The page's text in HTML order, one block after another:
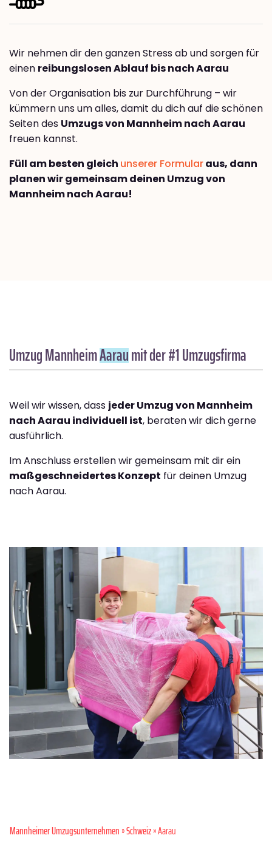
Wir nehmen dir den ganzen Stress ab und sorgen für
einen reibungslosen Ablauf bis nach Aarau
Von der Organisation bis zur Durchführung – wir
kümmern uns um alles, damit du dich auf die schönen
Seiten des Umzugs von Mannheim nach Aarau
freuen kannst.
Füll am besten gleich unserer Formularaus, dann
planen wir gemeinsam deinen Umzug von
Mannheim nach Aarau!
Umzug MannheimAaraumit der #1 Umzugsfirma
Weil wir wissen, dass jeder Umzug von Mannheim
nach Aarau individuell ist, beraten wir dich gerne
ausführlich.
Im Anschluss erstellen wir gemeinsam mit dir ein
maßgeschneidertes Konzept für deinen Umzug
nach Aarau.
Mannheimer Umzugsunternehmen»Schweiz» Aarau